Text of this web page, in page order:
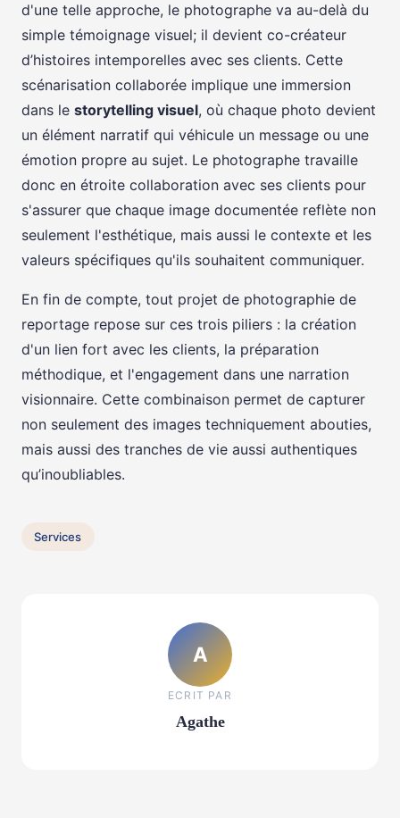
d'une telle approche, le photographe va au-delà du
simple témoignage visuel; il devient co-créateur
d’histoires intemporelles avec ses clients. Cette
scénarisation collaborée implique une immersion
dans le storytelling visuel, où chaque photo devient
un élément narratif qui véhicule un message ou une
émotion propre au sujet. Le photographe travaille
donc en étroite collaboration avec ses clients pour
s'assurer que chaque image documentée reflète non
seulement l'esthétique, mais aussi le contexte et les
valeurs spécifiques qu'ils souhaitent communiquer.
En fin de compte, tout projet de photographie de
reportage repose sur ces trois piliers : la création
d'un lien fort avec les clients, la préparation
méthodique, et l'engagement dans une narration
visionnaire. Cette combinaison permet de capturer
non seulement des images techniquement abouties,
mais aussi des tranches de vie aussi authentiques
qu’inoubliables.
Services
A
ECRIT PAR
Agathe